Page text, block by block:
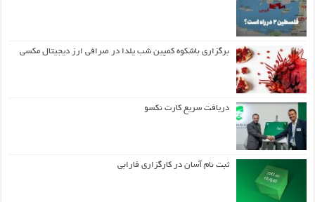
برگزاری باشکوه کمپین شب یلدا در صرافی ارز دیجیتال مکسی
دریافت سریع کارت نکسو
ثبت نام آسان در کارگزاری فارابی